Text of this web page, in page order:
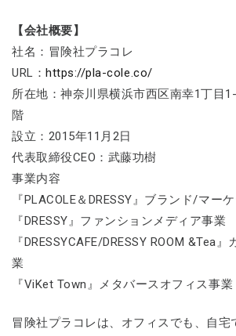
【会社概要】
社名：冒険社プラコレ
URL：https://pla-cole.co/
所在地：神奈川県横浜市西区南幸1丁目
階
設立：2015年11月2日
代表取締役CEO：武藤功樹
事業内容
『PLACOLE＆DRESSY』ブランド/マー
『DRESSY』ファンションメディア事業
『DRESSYCAFE/DRESSY ROOM &Tea
業
『ViKet Town』メタバースオフィス事業
冒険社プラコレは、オフィスでも、自宅